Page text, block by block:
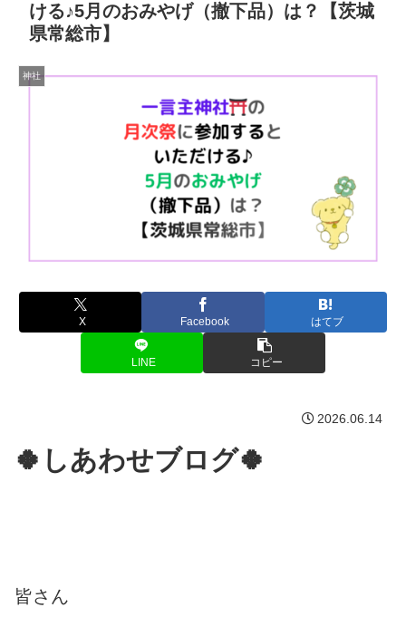
ける♪5月のおみやげ（撤下品）は？【茨城
県常総市】
神社
X Facebook はてブ
LINE コピー
2026.06.14
🍀しあわせブログ🍀
皆さん